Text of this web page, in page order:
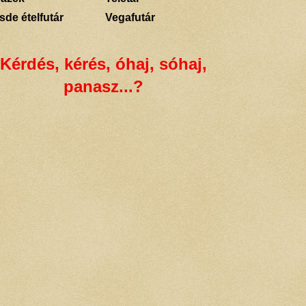
ételfutár
Vegafutár
Kérdés, kérés, óhaj, sóhaj,
panasz...?